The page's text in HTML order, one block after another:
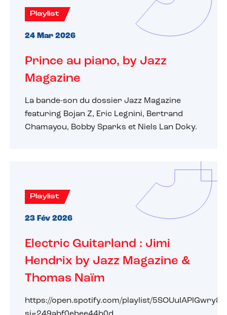
Playlist
24 Mar 2026
Prince au piano, by Jazz
Magazine
La bande-son du dossier Jazz Magazine
featuring Bojan Z, Eric Legnini, Bertrand
Chamayou, Bobby Sparks et Niels Lan Doky.
Playlist
23 Fév 2026
Electric Guitarland : Jimi
Hendrix by Jazz Magazine &
Thomas Naïm
https://open.spotify.com/playlist/